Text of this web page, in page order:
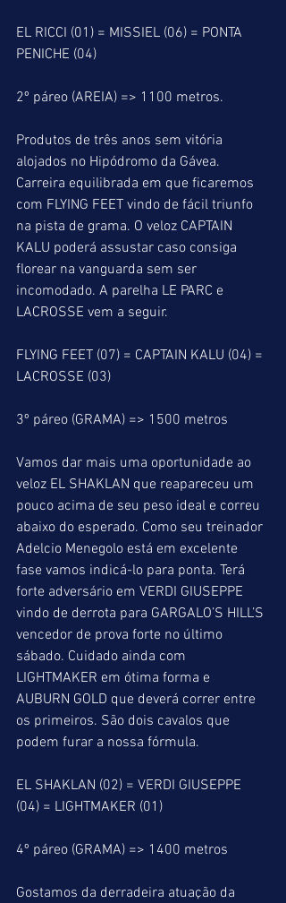
EL RICCI (01) = MISSIEL (06) = PONTA
PENICHE (04)
2º páreo (AREIA) => 1100 metros.
Produtos de três anos sem vitória
alojados no Hipódromo da Gávea.
Carreira equilibrada em que ficaremos
com FLYING FEET vindo de fácil triunfo
na pista de grama. O veloz CAPTAIN
KALU poderá assustar caso consiga
florear na vanguarda sem ser
incomodado. A parelha LE PARC e
LACROSSE vem a seguir.
FLYING FEET (07) = CAPTAIN KALU (04) =
LACROSSE (03)
3º páreo (GRAMA) => 1500 metros
Vamos dar mais uma oportunidade ao
veloz EL SHAKLAN que reapareceu um
pouco acima de seu peso ideal e correu
abaixo do esperado. Como seu treinador
Adelcio Menegolo está em excelente
fase vamos indicá-lo para ponta. Terá
forte adversário em VERDI GIUSEPPE
vindo de derrota para GARGALO’S HILL’S
vencedor de prova forte no último
sábado. Cuidado ainda com
LIGHTMAKER em ótima forma e
AUBURN GOLD que deverá correr entre
os primeiros. São dois cavalos que
podem furar a nossa fórmula.
EL SHAKLAN (02) = VERDI GIUSEPPE
(04) = LIGHTMAKER (01)
4º páreo (GRAMA) => 1400 metros
Gostamos da derradeira atuação da